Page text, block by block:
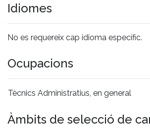
Idiomes
No es requereix cap idioma específic.
Ocupacions
Tècnics Administratius, en general
Àmbits de selecció de